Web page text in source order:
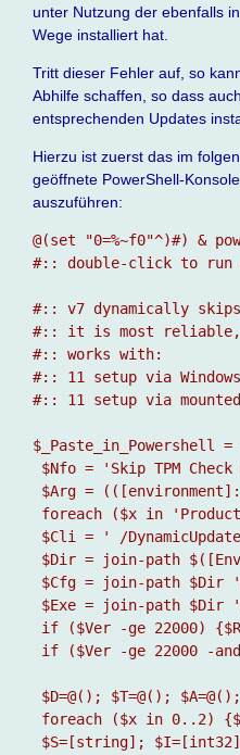
unter Nutzung der ebenfalls
Wege installiert hat.
Tritt dieser Fehler auf, so
Abhilfe schaffen, so dass
entsprechenden Updates
Hierzu ist zuerst das im
geöffnete PowerShell-
auszuführen:
@(set "0=%~f0"^)#) &
#:: double-click to run
#:: v7 dynamically
#:: it is most reliable,
#:: works with:
#:: 11 setup via
#:: 11 setup via
$_Paste_in_Powershell =
$Nfo = 'Skip TPM
$Arg =
foreach ($x in
$Cli = ' /
$Dir = join-path
$Cfg = join-path $Dir
$Exe = join-path
if ($Ver -ge 22000)
if ($Ver -ge 22000 -
$D=@(); $T=@();
foreach ($x in 0..2)
$S=[string];